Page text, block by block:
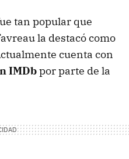
tan popular que
la destacó como
cuenta con
IMDbpor parte de la